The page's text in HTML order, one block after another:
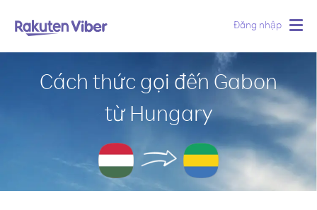
Đăng nhập
Cách thức gọi đến Gabon
từ Hungary